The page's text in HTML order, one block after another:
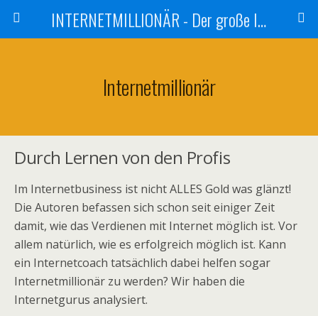
INTERNETMILLIONÄR - Der große Internetmarketer Vergleich
Internetmillionär
Durch Lernen von den Profis
Im Internetbusiness ist nicht ALLES Gold was glänzt!
Die Autoren befassen sich schon seit einiger Zeit
damit, wie das Verdienen mit Internet möglich ist. Vor
allem natürlich, wie es erfolgreich möglich ist. Kann
ein Internetcoach tatsächlich dabei helfen sogar
Internetmillionär zu werden? Wir haben die
Internetgurus analysiert.